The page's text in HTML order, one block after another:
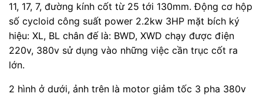
11, 17, 7, đường kính cốt từ 25 tới 130mm. Động cơ hộp
số cycloid công suất power 2.2kw 3HP mặt bích ký
hiệu: XL, BL chân đế là: BWD, XWD chạy được điện
220v, 380v sử dụng vào những việc cần trục cốt ra
lớn.
2 hình ở dưới, ảnh trên là motor giảm tốc 3 pha 380v